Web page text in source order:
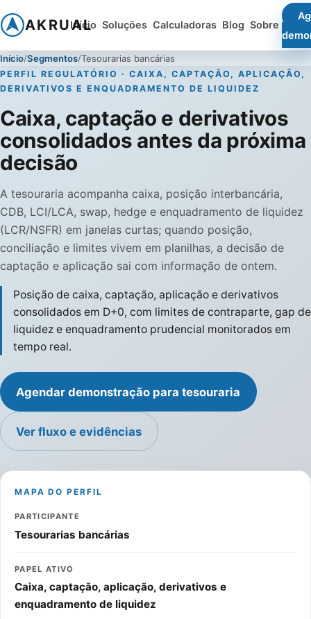
AKRUAL
Início Soluções Calculadoras Blog Sobre
Início Segmentos Tesourarias bancárias
PERFIL REGULATÓRIO · CAIXA, CAPTAÇÃO, APLICAÇÃO,
DERIVATIVOS E ENQUADRAMENTO DE LIQUIDEZ
Caixa, captação e derivativos
consolidados antes da próxima
decisão
A tesouraria acompanha caixa, posição interbancária,
CDB, LCI/LCA, swap, hedge e enquadramento de liquidez
(LCR/NSFR) em janelas curtas; quando posição,
conciliação e limites vivem em planilhas, a decisão de
captação e aplicação sai com informação de ontem.
Posição de caixa, captação, aplicação e derivativos
consolidados em D+0, com limites de contraparte, gap de
liquidez e enquadramento prudencial monitorados em
tempo real.
Agendar demonstração para tesouraria
Ver fluxo e evidências
MAPA DO PERFIL
PARTICIPANTE
Tesourarias bancárias
PAPEL ATIVO
Caixa, captação, aplicação, derivativos e
enquadramento de liquidez